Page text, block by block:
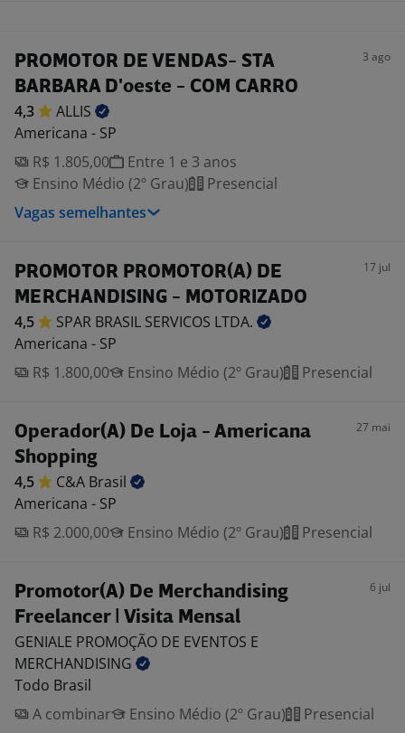
PROMOTOR DE VENDAS- STA
BARBARA D'oeste - COM CARRO
3 ago
4,3
ALLIS
Americana - SP
R$ 1.805,00
Entre 1 e 3 anos
Ensino Médio (2º Grau)
Presencial
Vagas semelhantes
PROMOTOR PROMOTOR(A) DE
MERCHANDISING - MOTORIZADO
17 jul
4,5 SPAR BRASIL SERVICOS LTDA.
Americana - SP
R$ 1.800,00
Ensino Médio (2º Grau) Presencial
Operador(A) De Loja - Americana
Shopping
27 mai
4,5 C&A Brasil
Americana - SP
R$ 2.000,00
Ensino Médio (2º Grau) Presencial
Promotor(A) De Merchandising
Freelancer | Visita Mensal
6 jul
GENIALE PROMOÇÃO DE EVENTOS E
MERCHANDISING
Todo Brasil
A combinar
Ensino Médio (2º Grau) Presencial